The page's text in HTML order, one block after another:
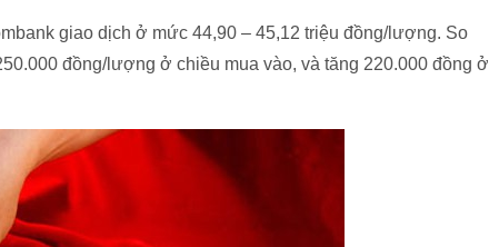
giao dịch ở mức 44,90 – 45,12 triệu đồng/lượng. So
đồng/lượng ở chiều mua vào, và tăng 220.000 đồng ở